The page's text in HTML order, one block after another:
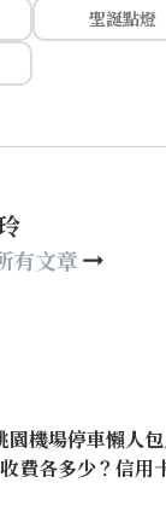
聖誕點燈
有文章
園機場停車懶人
費各多少？信用